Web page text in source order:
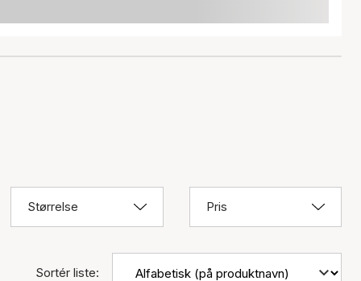
Størrelse Pris
Sortér liste: